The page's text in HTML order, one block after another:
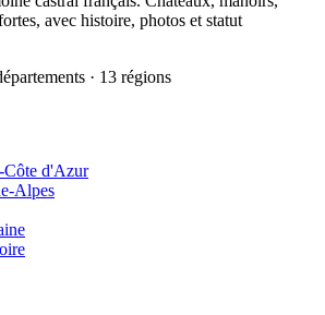
avec histoire, photos et statut
· 13 régions
Côte d'Azur
Alpes